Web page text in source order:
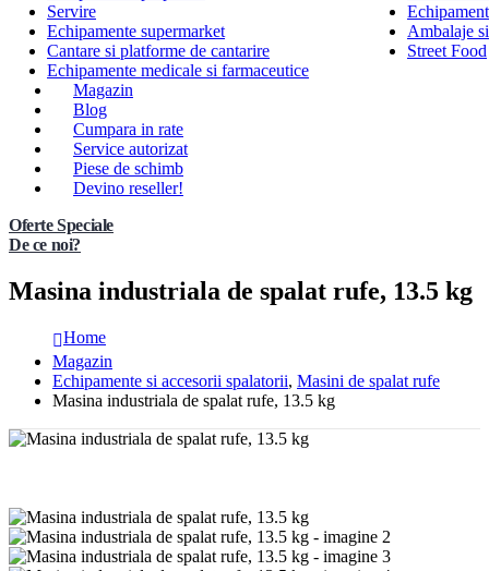
Servire
Echipamente supermarket
Ambalaje
Cantare si platforme de cantarire
Street Food
Echipamente medicale si farmaceutice
Magazin
Blog
Cumpara in rate
Service autorizat
Piese de schimb
Devino reseller!
Oferte Speciale
De ce noi?
Masina industriala de spalat rufe, 13.5 kg
Home
Magazin
Echipamente si accesorii spalatorii, Masini de spalat rufe
Masina industriala de spalat rufe, 13.5 kg